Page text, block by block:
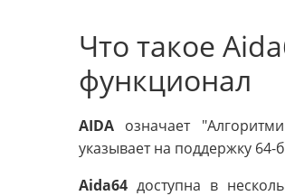
Что такое
функционал
AIDA означает
указывает на поддержку
Aida64 доступна в